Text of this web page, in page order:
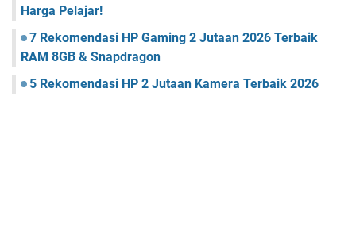
Harga Pelajar!
7 Rekomendasi HP Gaming 2 Jutaan 2026 Terbaik
RAM 8GB & Snapdragon
5 Rekomendasi HP 2 Jutaan Kamera Terbaik 2026